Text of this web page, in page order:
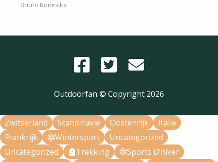
Bruno Koninckx
Outdoorfan © Copyright 2026
Zwitserland Scandinavië Oostenrijk
Italië
Frankrijk
Wintersport
Uncategorized
Uncategorized
Trekking
Sports D’hiver